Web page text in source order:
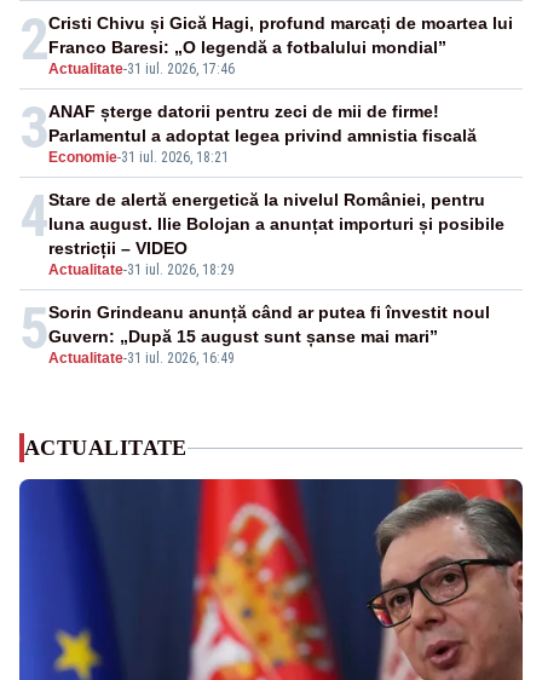
2Actualitate-31 iul. 2026, 17:46
Cristi Chivu și Gică Hagi, profund marcați de moartea lui
Franco Baresi: „O legendă a fotbalului mondial”
3 Economie-31 iul. 2026, 18:21
ANAF șterge datorii pentru zeci de mii de firme!
Parlamentul a adoptat legea privind amnistia fiscală
4
Actualitate-31 iul. 2026, 18:29
Stare de alertă energetică la nivelul României, pentru
luna august. Ilie Bolojan a anunțat importuri și posibile
restricții – VIDEO
5Actualitate-31 iul. 2026, 16:49
Sorin Grindeanu anunță când ar putea fi învestit noul
Guvern: „După 15 august sunt șanse mai mari”
ACTUALITATE